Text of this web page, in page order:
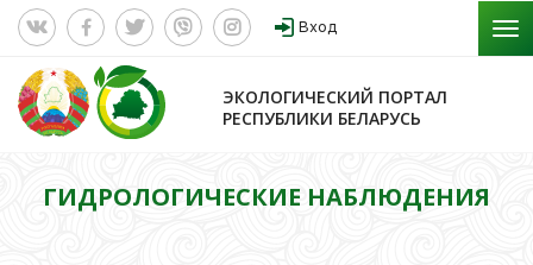
Вход
ЭКОЛОГИЧЕСКИЙ ПОРТАЛ
РЕСПУБЛИКИ БЕЛАРУСЬ
ГИДРОЛОГИЧЕСКИЕ НАБЛЮДЕНИЯ